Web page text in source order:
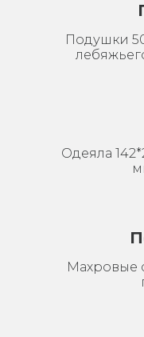
Подушки
Одеяла
Махровые